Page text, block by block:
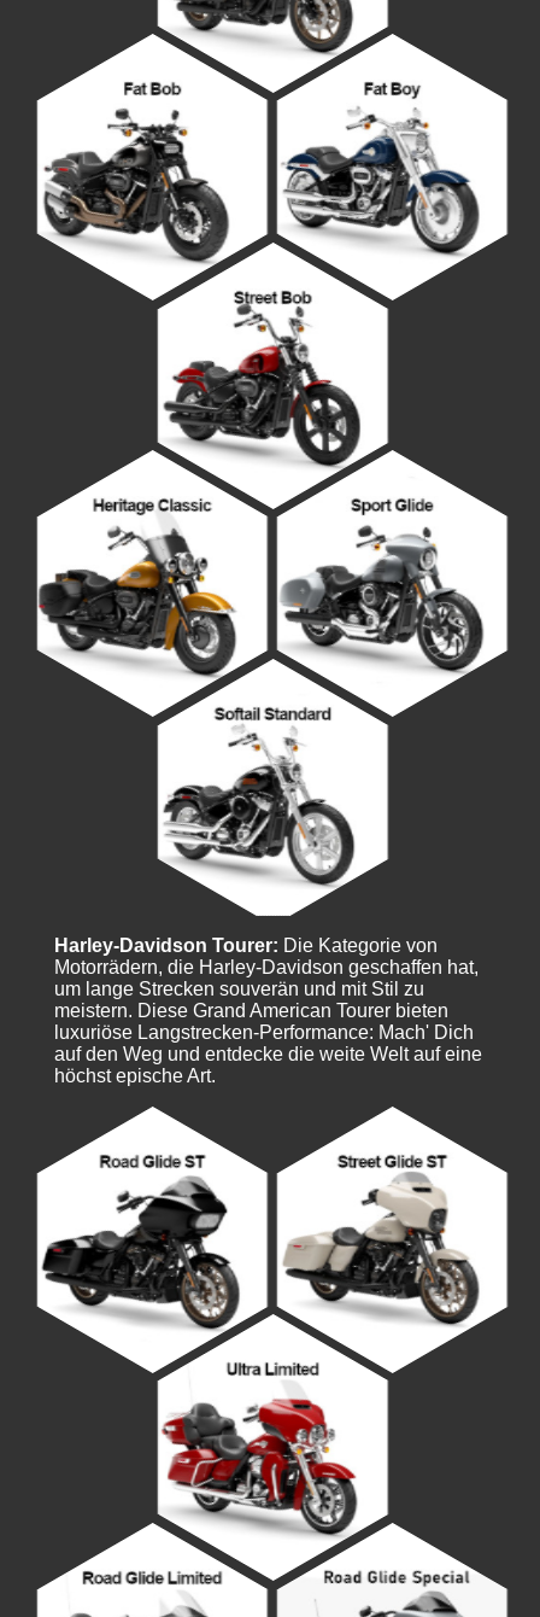
Harley-Davidson Tourer: Die Kategorie von
Motorrädern, die Harley-Davidson geschaffen hat,
um lange Strecken souverän und mit Stil zu
meistern. Diese Grand American Tourer bieten
luxuriöse Langstrecken-Performance: Mach' Dich
auf den Weg und entdecke die weite Welt auf eine
höchst epische Art.